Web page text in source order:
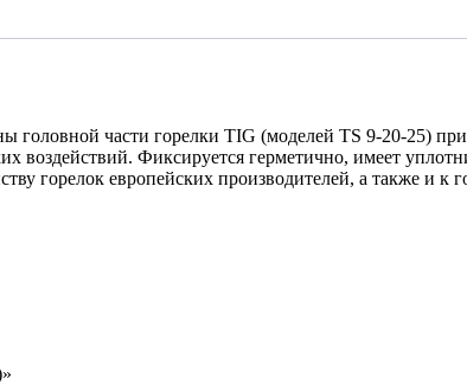
головной части горелки TIG (моделей TS 9-20-25)
воздействий. Фиксируется герметично, имеет
горелок европейских производителей, а также и к